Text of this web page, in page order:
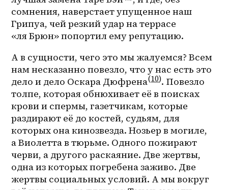
сомнения, наверстает упущенное наш
Грипуа, чей резкий удар на террасе
«ля Брюн» попортил ему репутацию.
А в сущности, чего это мы жалуемся? Всем
нам несказанно повезло, что у нас есть это
дело и дело Оскара Дюфрена(10). Повезло
толпе, которая обнюхивает её в поисках
крови и спермы, газетчикам, которые
раздирают её до костей, судьям, для
которых она кинозвезда. Нозьер в могиле,
а Виолетта в тюрьме. Одного пожирают
черви, а другого раскаяние. Две жертвы,
одна из которых погребена заживо. Две
жертвы социальных условий. А мы вокруг